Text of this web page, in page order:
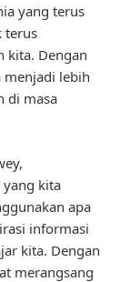
yang terus
terus
kita. Dengan
lebih
di masa
yang kita
apa
informasi
kita. Dengan
merangsang